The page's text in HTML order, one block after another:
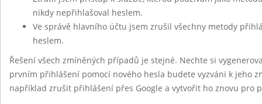
nikdy nepřihlašoval heslem.
Ve správě hlavního účtu jsem zrušil všechny metody
heslem.
Řešení všech zmíněných případů je stejné. Nechte si
prvním přihlášení pomocí nového hesla budete vyzváni k jeho
například zrušit přihlášení přes Google a vytvořit ho znovu pro